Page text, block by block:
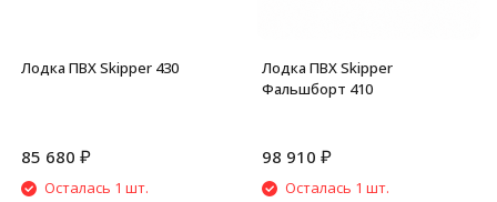
Лодка ПВХ Skipper 430
85 680 ₽
Осталась 1 шт.
Лодка ПВХ Skipper
Фальшборт 410
98 910 ₽
Осталась 1 шт.